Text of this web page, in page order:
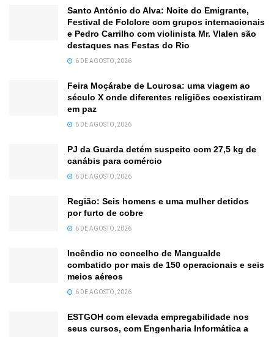
Santo António do Alva: Noite do Emigrante,
Festival de Folclore com grupos internacionais
e Pedro Carrilho com violinista Mr. Vlalen são
destaques nas Festas do Rio
6 DE AGOSTO, 2026
Feira Moçárabe de Lourosa: uma viagem ao
século X onde diferentes religiões coexistiram
em paz
6 DE AGOSTO, 2026
PJ da Guarda detém suspeito com 27,5 kg de
canábis para comércio
6 DE AGOSTO, 2026
Região: Seis homens e uma mulher detidos
por furto de cobre
6 DE AGOSTO, 2026
Incêndio no concelho de Mangualde
combatido por mais de 150 operacionais e seis
meios aéreos
6 DE AGOSTO, 2026
ESTGOH com elevada empregabilidade nos
seus cursos, com Engenharia Informática a